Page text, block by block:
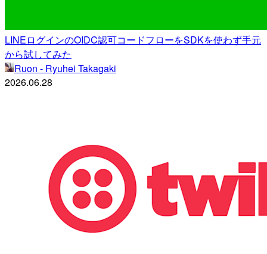
LINEログインのOIDC認可コードフローをSDKを使わず手元
から試してみた
Ruon - Ryuhei Takagaki
2026.06.28